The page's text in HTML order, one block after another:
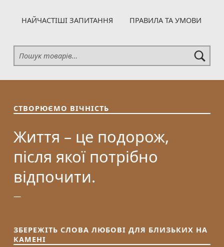
НАЙЧАСТІШІ ЗАПИТАННЯ ПРАВИЛА ТА УМОВИ
Шукати:
СТВОРЮЄМО ВІЧНІСТЬ
Життя – це подорож,
після якої потрібно
відпочити.
ЗБЕРЕЖІТЬ СЛОВА ЛЮБОВІ ДЛЯ БЛИЗЬКИХ НА
КАМЕНІ